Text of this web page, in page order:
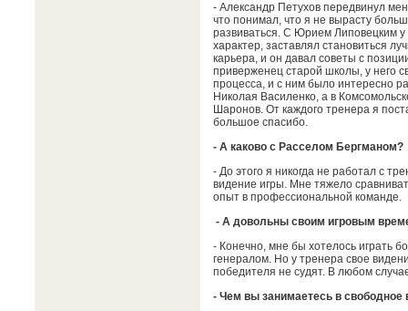
- Александр Петухов передвинул
что понимал, что я не вырасту
развиваться. С Юрием Липовецким
характер, заставлял становиться
карьера, и он давал советы с
приверженец старой школы, у него
процесса, и с ним было интересно
Николая Василенко, а в
Шаронов. От каждого тренера я
большое спасибо.
- А каково с Расселом Бергманом?
- До этого я никогда не работал с
видение игры. Мне тяжело
опыт в профессиональной команде.
- А довольны своим игровым
- Конечно, мне бы хотелось играть
генералом. Но у тренера свое
победителя не судят. В любом
- Чем вы занимаетесь в свободное